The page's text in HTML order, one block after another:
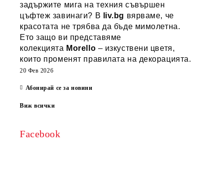
задържите мига на техния съвършен
цъфтеж завинаги? В
liv.bg вярваме, че
красотата не трябва да бъде мимолетна.
Ето защо ви представяме
колекцията Morello – изкуствени цветя,
които променят правилата на декорацията.
20 Фев 2026
Абонирай се за новини
Виж всички
Facebook